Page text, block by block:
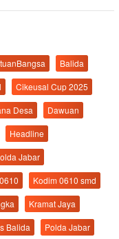
Balida
Cikeusal Cup 2025
Desa
Dawuan
Headline
Jabar
Kodim 0610 smd
Kramat Jaya
Balida
Polda Jabar